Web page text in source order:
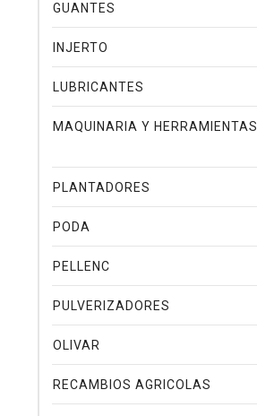
GUANTES
INJERTO
LUBRICANTES
MAQUINARIA Y HERRAMIENTAS
PLANTADORES
PODA
PELLENC
PULVERIZADORES
OLIVAR
RECAMBIOS AGRICOLAS